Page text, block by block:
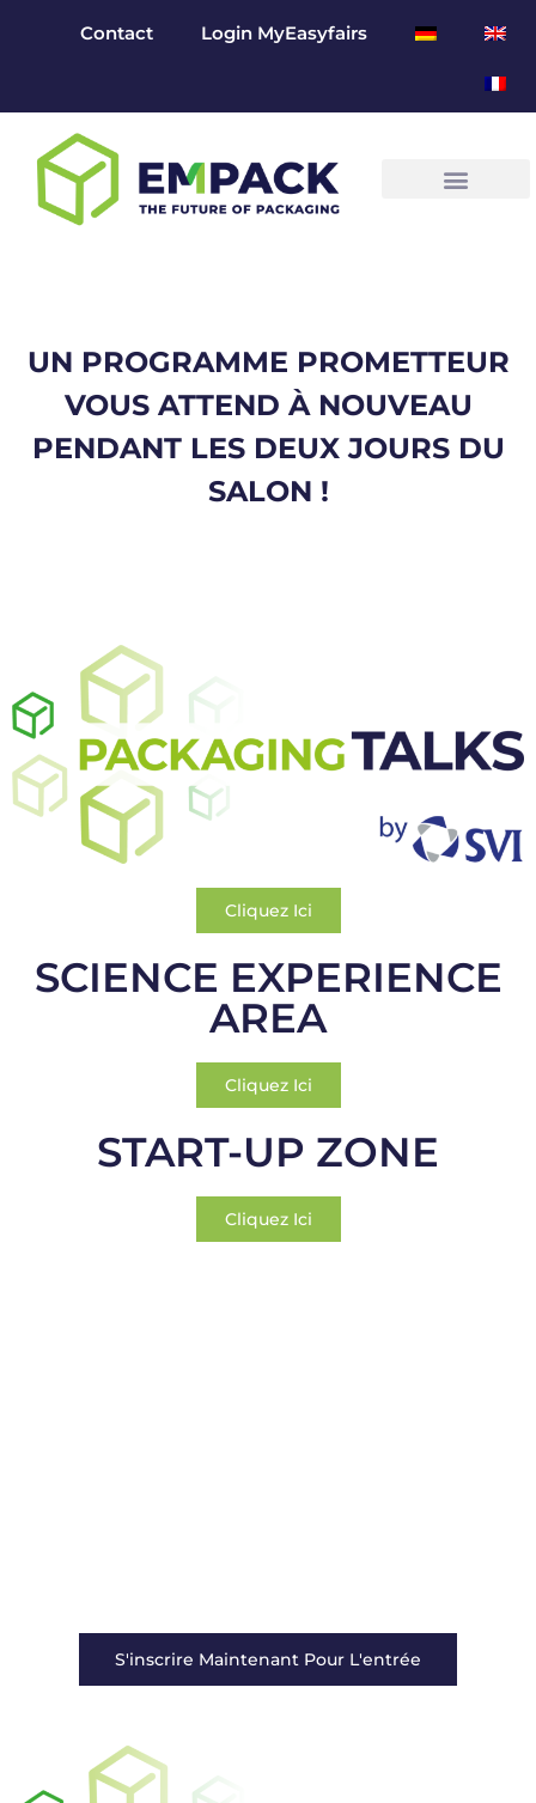
Contact Login MyEasyfairs
UN PROGRAMME PROMETTEUR
VOUS ATTEND À NOUVEAU
PENDANT LES DEUX JOURS DU
SALON !
Cliquez Ici
SCIENCE EXPERIENCE
AREA
Cliquez Ici
START-UP ZONE
Cliquez Ici
S'inscrire Maintenant Pour L'entrée